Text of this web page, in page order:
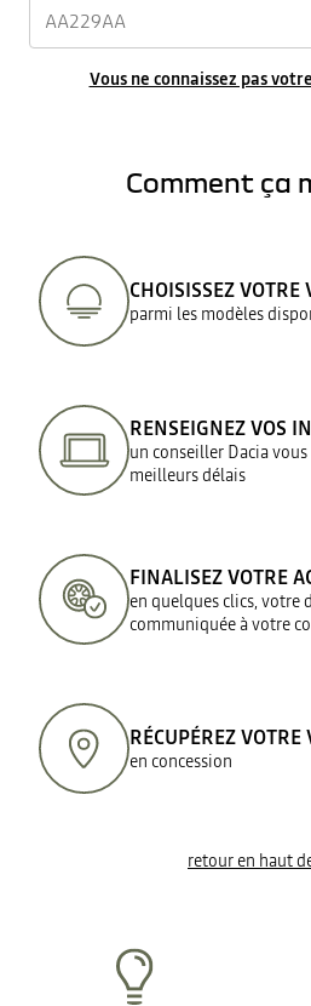
Vous ne connaissez pas
Comment ça
CHOISISSEZ VOTRE
parmi les modèles
RENSEIGNEZ VOS
un conseiller Dacia
meilleurs délais
FINALISEZ VOTRE
en quelques clics, votre
communiquée à votre
RÉCUPÉREZ VOTRE
en concession
retour en haut